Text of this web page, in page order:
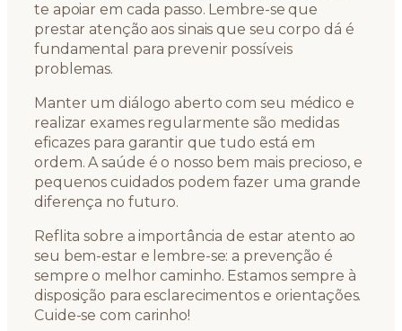
te apoiar em cada passo. Lembre-se que
prestar atenção aos sinais que seu corpo dá é
fundamental para prevenir possíveis
problemas.
Manter um diálogo aberto com seu médico e
realizar exames regularmente são medidas
eficazes para garantir que tudo está em
ordem. A saúde é o nosso bem mais precioso, e
pequenos cuidados podem fazer uma grande
diferença no futuro.
Reflita sobre a importância de estar atento ao
seu bem-estar e lembre-se: a prevenção é
sempre o melhor caminho. Estamos sempre à
disposição para esclarecimentos e orientações.
Cuide-se com carinho!